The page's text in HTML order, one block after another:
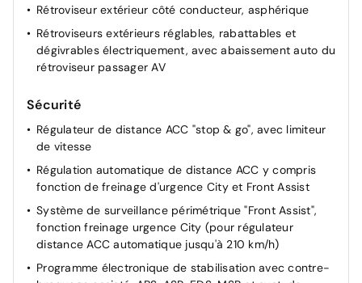
Rétroviseur extérieur côté conducteur, asphérique
Rétroviseurs extérieurs réglables, rabattables et
dégivrables électriquement, avec abaissement auto du
rétroviseur passager AV
Sécurité
Régulateur de distance ACC "stop & go", avec limiteur
de vitesse
Régulation automatique de distance ACC y compris
fonction de freinage d'urgence City et Front Assist
Système de surveillance périmétrique "Front Assist",
fonction freinage urgence City (pour régulateur
distance ACC automatique jusqu'à 210 km/h)
Programme électronique de stabilisation avec contre-